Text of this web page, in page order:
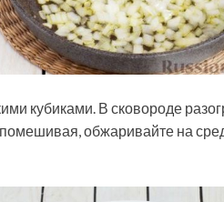
кубиками. В сковороде
обжаривайте на